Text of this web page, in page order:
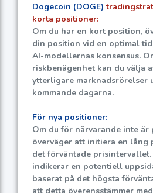
Dogecoin (DOGE)
korta positioner:
Om du har en kort position,
din position vid en optimal
AI-modellernas konsensus.
riskbenägenhet kan du välja
ytterligare marknadsrörelser
kommande dagarna.
För nya positioner:
Om du för närvarande inte
överväger att initiera en lång
det förväntade
indikerar en potentiell
baserat på det högsta